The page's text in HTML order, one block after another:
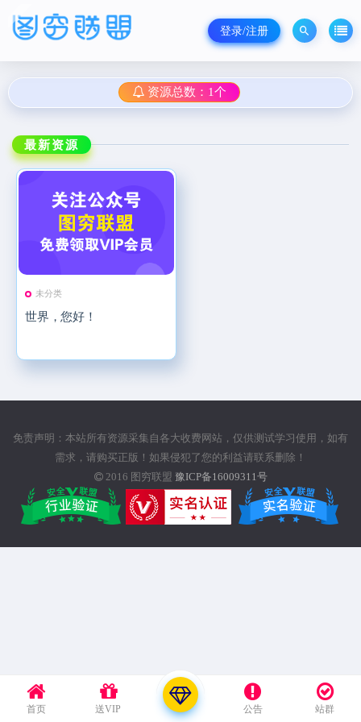
登录/注册
资源总数：1个
最新资源
未分类
世界，您好！
免责声明：本站所有资源采集自各大收费网站，仅供测试学习使用，如有
需求，请购买正版！如果侵犯了您的利益请联系删除！
2016 图穷联盟 豫ICP备16009311号
首页 送VIP 公告 站群